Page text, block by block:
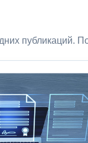
публикаций.